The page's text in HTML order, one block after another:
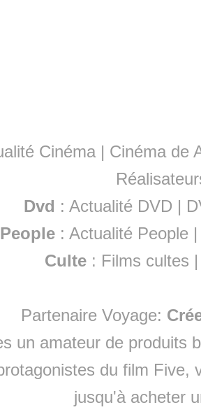
Cinéma | Cinéma de
Dvd : Actualité DVD |
People :Actualité People
Culte : Films cultes
Partenaire Voyage:
un amateur de produits
du film Five,
jusqu'à acheter